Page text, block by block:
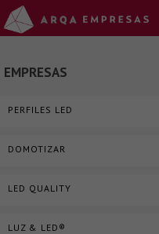
EMPRESAS
PERFILES LED
DOMOTIZAR
LED QUALITY
LUZ & LED®